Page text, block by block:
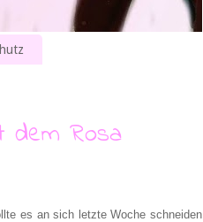
dem Rosa
es an sich letzte Woche schneiden